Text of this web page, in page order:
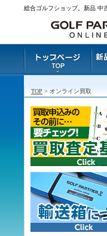
総合ゴルフショップ。新品 中
TOP > オンライン買取